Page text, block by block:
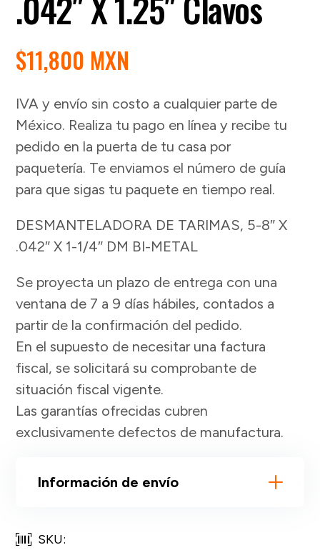
$11,800 MXN
IVA y envío sin costo a cualquier parte de
México. Realiza tu pago en línea y recibe tu
pedido en la puerta de tu casa por
paquetería. Te enviamos el número de guía
para que sigas tu paquete en tiempo real.
DESMANTELADORA DE TARIMAS, 5-8″ X
.042″ X 1-1/4″ DM BI-METAL
Se proyecta un plazo de entrega con una
ventana de 7 a 9 días hábiles, contados a
partir de la confirmación del pedido.
En el supuesto de necesitar una factura
fiscal, se solicitará su comprobante de
situación fiscal vigente.
Las garantías ofrecidas cubren
exclusivamente defectos de manufactura.
Información de envío
SKU: